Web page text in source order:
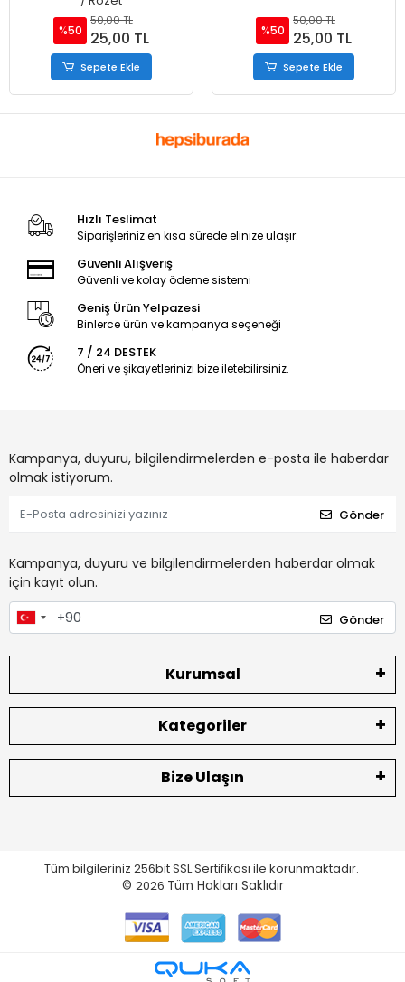
%50
50,00 TL
25,00 TL
Sepete Ekle
%50
50,00 TL
25,00 TL
Sepete Ekle
Hızlı Teslimat
Siparişleriniz en kısa sürede elinize ulaşır.
Güvenli Alışveriş
Güvenli ve kolay ödeme sistemi
Geniş Ürün Yelpazesi
Binlerce ürün ve kampanya seçeneği
7 / 24 DESTEK
Öneri ve şikayetlerinizi bize iletebilirsiniz.
Kampanya, duyuru, bilgilendirmelerden e-posta ile haberdar
olmak istiyorum.
Gönder
Kampanya, duyuru ve bilgilendirmelerden haberdar olmak
için kayıt olun.
Gönder
Kurumsal
Kategoriler
Bize Ulaşın
Tüm bilgileriniz 256bit SSL Sertifikası ile korunmaktadır.
© 2026 Tüm Hakları Saklıdır